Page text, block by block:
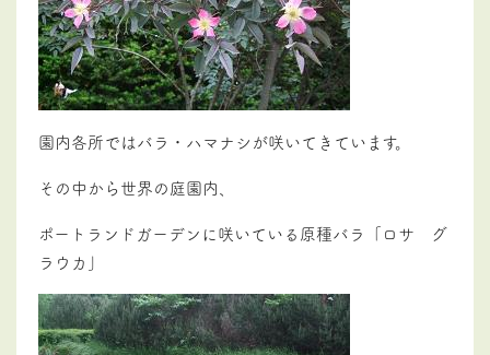
園内各所ではバラ・ハマナシが咲いてきています。
その中から世界の庭園内、
ポートランドガーデンに咲いている原種バラ「ロサ グ
ラウカ」